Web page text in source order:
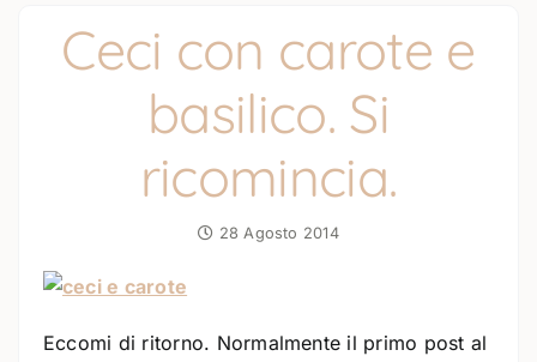
Ceci con carote e
basilico. Si
ricomincia.
28 Agosto 2014
Eccomi di ritorno. Normalmente il primo post al